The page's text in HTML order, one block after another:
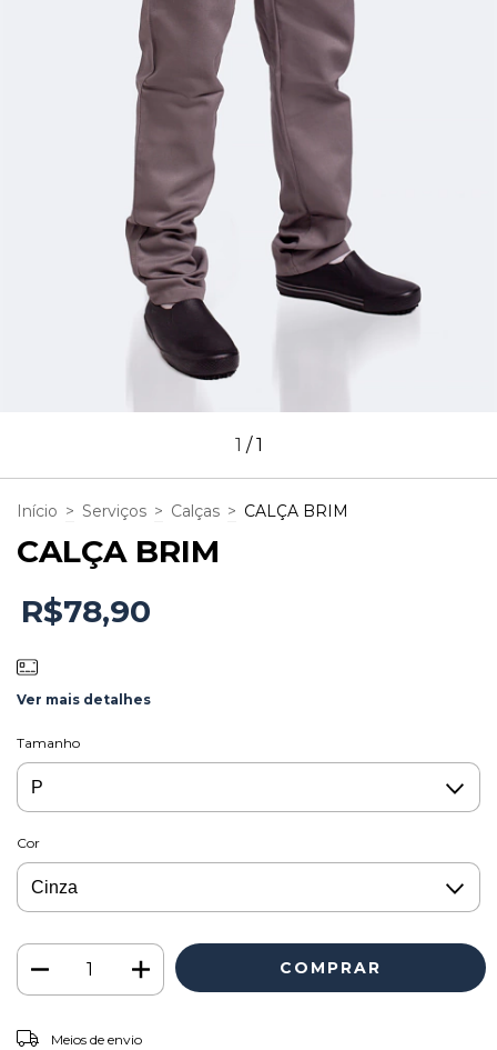
1 /1
Início > Serviços > Calças > CALÇA BRIM
CALÇA BRIM
R$78,90
Ver mais detalhes
Tamanho
Cor
Entregas para o CEP:
Meios de envio